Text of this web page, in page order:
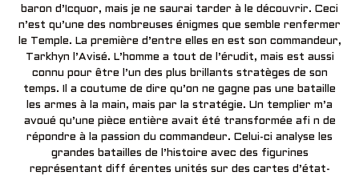
baron d’Icquor, mais je ne saurai tarder à le découvrir. Ceci
n’est qu’une des nombreuses énigmes que semble renfermer
le Temple. La première d’entre elles en est son commandeur,
Tarkhyn l’Avisé. L’homme a tout de l’érudit, mais est aussi
connu pour être l’un des plus brillants stratèges de son
temps. Il a coutume de dire qu’on ne gagne pas une bataille
les armes à la main, mais par la stratégie. Un templier m’a
avoué qu’une pièce entière avait été transformée afi n de
répondre à la passion du commandeur. Celui-ci analyse les
grandes batailles de l’histoire avec des figurines
représentant diff érentes unités sur des cartes d’état-